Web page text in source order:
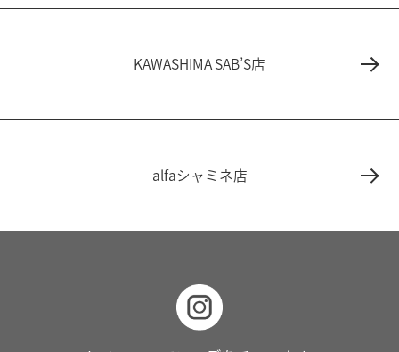
KAWASHIMA SAB’S店
alfaシャミネ店